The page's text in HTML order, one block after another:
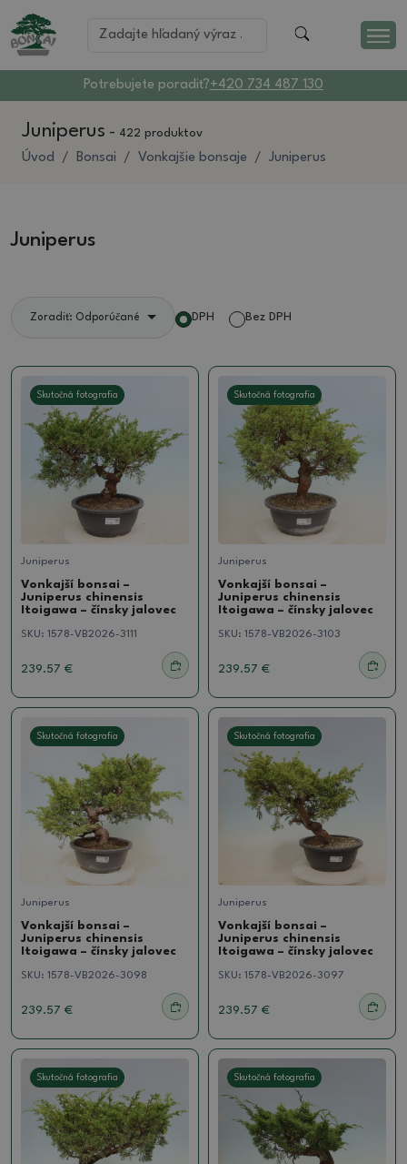
Potrebujete poradiť?+420 734 487 130
Juniperus - 422 produktov
Úvod Bonsai Vonkajšie bonsaje Juniperus
Juniperus
Zoradiť: Odporúčané DPH Bez DPH
Skutočná fotografia
Juniperus
Vonkajší bonsai –
Juniperus chinensis
Itoigawa – čínsky jalovec
SKU: 1578-VB2026-3111
239.57 €
Skutočná fotografia
Juniperus
Vonkajší bonsai –
Juniperus chinensis
Itoigawa – čínsky jalovec
SKU: 1578-VB2026-3103
239.57 €
Skutočná fotografia
Juniperus
Vonkajší bonsai –
Juniperus chinensis
Itoigawa – čínsky jalovec
SKU: 1578-VB2026-3098
239.57 €
Skutočná fotografia
Juniperus
Vonkajší bonsai –
Juniperus chinensis
Itoigawa – čínsky jalovec
SKU: 1578-VB2026-3097
239.57 €
Skutočná fotografia Skutočná fotografia